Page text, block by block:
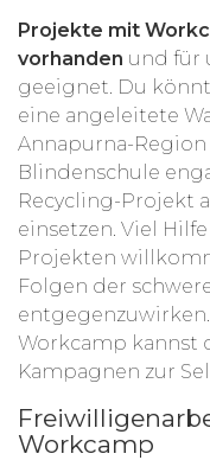
Projekte mit
vorhanden und für
geeignet. Du
eine angeleitete
Annapurna-
Blindenschule
Recycling-Projekt
einsetzen. Viel
Projekten
Folgen der
Workcamp kannst
Kampagnen zur
Workcamp